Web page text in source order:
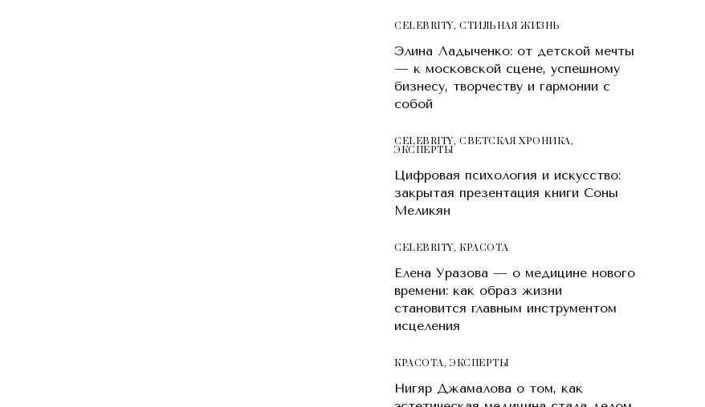
CELEBRITY,СТИЛЬНАЯ ЖИЗНЬ
Элина Ладыченко: от детской мечты
— к московской сцене, успешному
бизнесу, творчеству и гармонии с
собой
CELEBRITY,СВЕТСКАЯ ХРОНИКА,
ЭКСПЕРТЫ
Цифровая психология и искусство:
закрытая презентация книги Соны
Меликян
CELEBRITY, КРАСОТA
Елена Уразова — о медицине нового
времени: как образ жизни
становится главным инструментом
исцеления
КРАСОТA, ЭКСПЕРТЫ
Нигяр Джамалова о том, как